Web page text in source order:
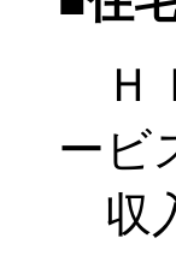
Ｈ
ービ
収